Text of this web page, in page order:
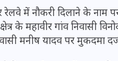
रेलवे में नौकरी दिलाने के
के महावीर गांव निवासी
मनीष यादव पर मुकदमा
Lekhpal Recruitment
में लेखपाल के पदों
का विज्ञापन जारी,
से शुरू होंगे आवेदन